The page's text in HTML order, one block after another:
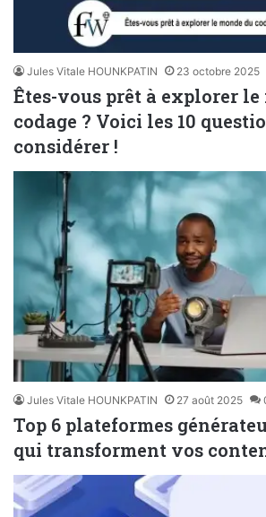
Jules Vitale HOUNKPATIN 23 octobre 2025
Êtes-vous prêt à explorer le
codage ? Voici les 10
considérer !
Jules Vitale HOUNKPATIN 27 août 2025
Top 6 plateformes
qui transforment vos